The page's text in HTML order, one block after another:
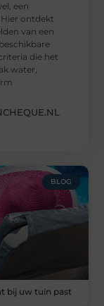
een
Hier ontdekt
van een
die het
water,
BLOG
bij uw tuin past